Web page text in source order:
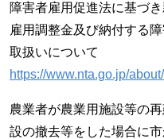
障害者雇用促進法に基づ
雇用調整金及び納付する
取扱いについて
https://www.nta.go.jp/
農業者が農業用施設等の
設の撤去等をした場合に